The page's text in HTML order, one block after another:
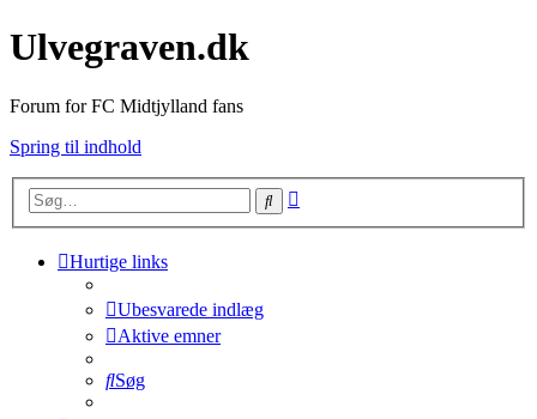
Ulvegraven.dk
Forum for FC Midtjylland fans
Spring til indhold
Søg
Hurtige links
Ubesvarede indlæg
Aktive emner
Søg